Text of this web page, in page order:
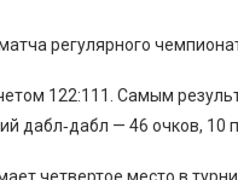
регулярного
122:111. Самым
дабл‑дабл — 46 очков, 10